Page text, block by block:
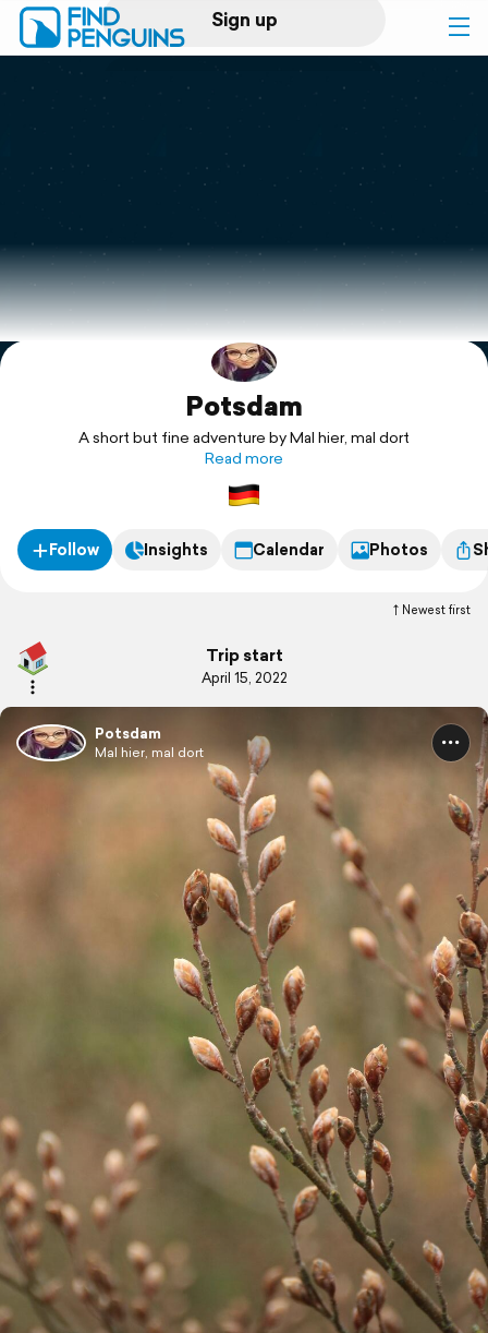
Sign up
Log in
Print a book
Flyover video
Explore
Potsdam
A short but fine adventure by Mal hier, mal dort
Read more
Follow Insights Calendar Photos
Newest first
Trip start
April 15, 2022
Potsdam
Mal hier, mal dort